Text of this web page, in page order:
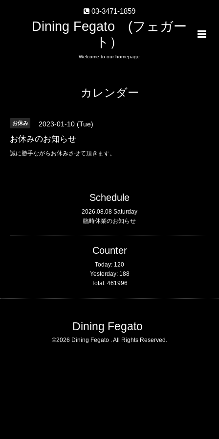
03-3471-1859
Dining Fegato (フェガー
ト）
Welcome to our homepage
カレンダー
お休み 2023-01-10 (Tue)
お休みのお知らせ
誠に勝手ながらお休みさせて頂きます。
Schedule
2026.08.08 Saturday
臨時休業のお知らせ
Counter
Today: 120
Yesterday: 188
Total: 461996
Dining Fegato
©2026 Dining Fegato . All Rights Reserved.